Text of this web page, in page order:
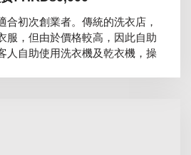
合初次創業者。傳統的洗衣店，
服，但由於價格較高，因此自助
人自助使用洗衣機及乾衣機，操